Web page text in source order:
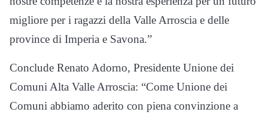
migliore per i ragazzi della Valle Arroscia e delle
province di Imperia e Savona.”
Conclude Renato Adorno, Presidente Unione dei
Comuni Alta Valle Arroscia: “Come Unione dei
Comuni abbiamo aderito con piena convinzione a